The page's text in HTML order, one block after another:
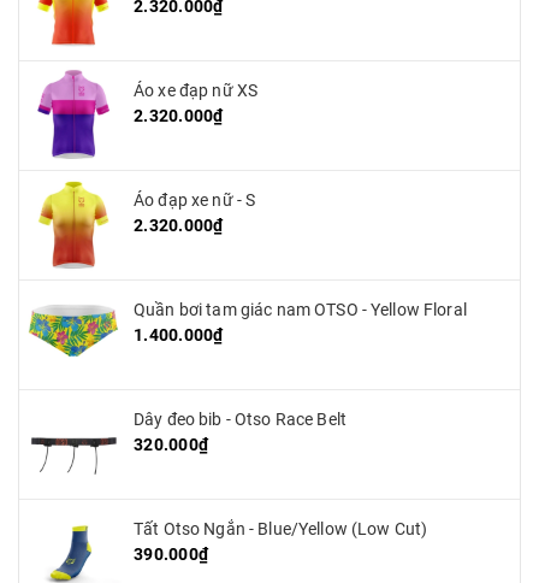
2.320.000₫
Áo xe đạp nữ XS
2.320.000₫
Áo đạp xe nữ - S
2.320.000₫
Quần bơi tam giác nam OTSO - Yellow Floral
1.400.000₫
Dây đeo bib - Otso Race Belt
320.000₫
Tất Otso Ngắn - Blue/Yellow (Low Cut)
390.000₫